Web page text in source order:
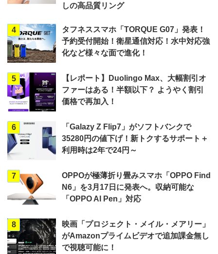
しの高品質リング
4
タフネススマホ「TORQUE G07」発表！
予約受付開始！衛星通信対応！水中対応強
化など様々な面で進化！
5
【レポート】Duolingo Max、大幅割引オ
ファーはある！半額以下？ ようやく割引
価格で再加入！
6
「Galazy Z Flip7」がソフトバンクで
35280円の値下げ！新トクするサポート＋
利用時は2年で24円～
7
OPPOが極薄折り畳みスマホ「OPPO Find
N6」を3月17日に発表へ。収納可能な
「OPPO AI Pen」対応
8
映画「プロジェクト・メイル・メアリー」
がAmazonプライムビデオで追加課金無し
で視聴可能に！